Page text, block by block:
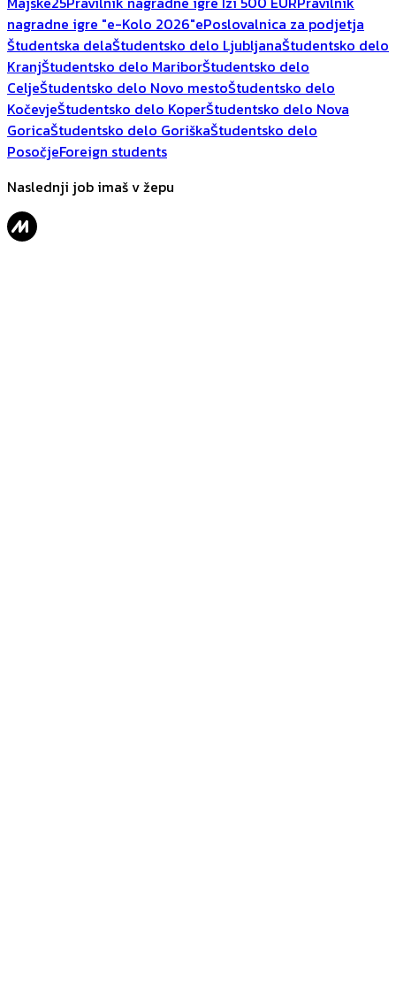
nagradne igre "e-Kolo 2026"ePoslovalnica za podjetja
Študentska delaŠtudentsko delo LjubljanaŠtudentsko delo
KranjŠtudentsko delo MariborŠtudentsko delo
CeljeŠtudentsko delo Novo mestoŠtudentsko delo
KočevjeŠtudentsko delo KoperŠtudentsko delo Nova
GoricaŠtudentsko delo GoriškaŠtudentsko delo
PosočjeForeign students
Naslednji job imaš v žepu